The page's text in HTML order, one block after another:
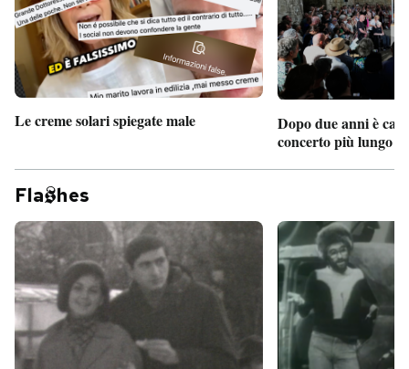
Le creme solari spiegate male
Dopo due anni è
concerto più lungo
Fla hes